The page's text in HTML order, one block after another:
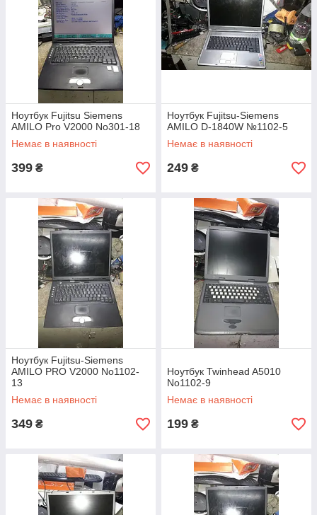
Ноутбук Fujitsu Siemens
AMILO Pro V2000 No301-18
Немає в наявності
399 ₴
Ноутбук Fujitsu-Siemens
AMILO D-1840W №1102-5
Немає в наявності
249 ₴
Ноутбук Fujitsu-Siemens
AMILO PRO V2000 No1102-
13
Немає в наявності
349 ₴
Ноутбук Twinhead A5010
No1102-9
Немає в наявності
199 ₴